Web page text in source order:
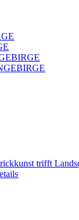
trifft